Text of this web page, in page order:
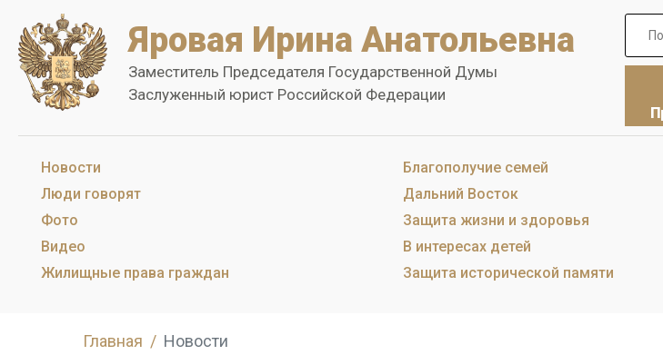
Яровая Ирина Анатольевна
Заместитель Председателя Государственной Думы
Заслуженный юрист Российской Федерации
Новости
Люди говорят
Фото
Видео
Жилищные права граждан
Благополучие семей
Дальний Восток
Защита жизни и здоровья
В интересах детей
Защита исторической памяти
Главная Новости